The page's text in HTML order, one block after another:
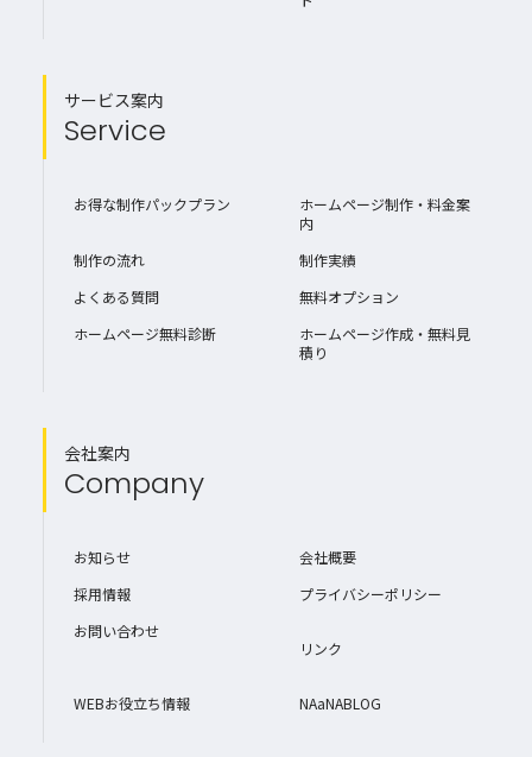
サービス案内
Service
お得な制作パックプラン
ホームページ制作・料金案
内
制作の流れ
制作実績
よくある質問
無料オプション
ホームページ無料診断
ホームページ作成・無料見
積り
会社案内
Company
お知らせ
会社概要
採用情報
プライバシーポリシー
お問い合わせ
リンク
WEBお役立ち情報 NAaNABLOG